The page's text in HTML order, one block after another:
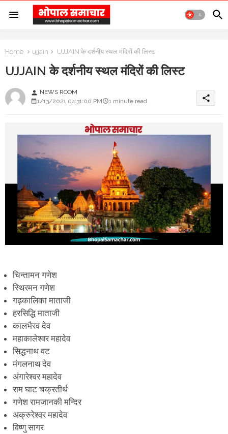
Home ujjain UJJAIN के दर्शनीय स्थल मंदिरों की लिस्ट
UJJAIN के दर्शनीय स्थल मंदिरों की लिस्ट
person NEWS ROOM
1/13/2021 04:31:00 PM
1 minute read share
चिन्तामन गणेश
स्थिरमन गणेश
गढ़कालिका माताजी
हरसिद्धि माताजी
कालभैरव देव
महाकालेश्वर महादेव
सिद्धनाथ वट
मंगलनाथ देव
अंगारेश्वर महादेव
राम घाट चक्रतीर्थ
गणेश रामजानकी मन्दिर
अक्रुरेश्वर महादेव
विष्णु सागर